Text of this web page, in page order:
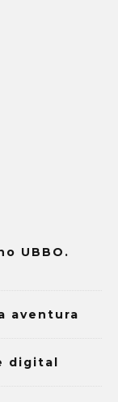
UBBO.
aventura
digital